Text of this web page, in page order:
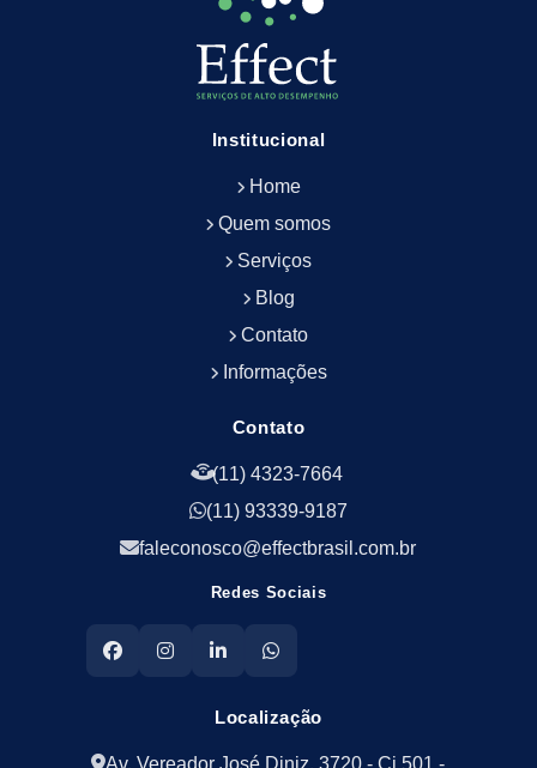
Empresa de Limpeza de Fachada
Empresa de Limpeza de Fachadas
Empresa de Limpeza e Conservação Predial
Empresa de Portaria e Controlador de Acesso
Empresa de Portaria e Limpeza
Empresa de Serviços Terceirizados
Empresa de Terceirização de Portaria
Empresa de Terceirização de Serviços de
Empresa de Terceirização de Serviços de
Empresa de Zeladoria e Portaria
Empresas Terceirizadas Recepção
Empresas de Jardinagem para Condomínios
Jardinagem para Empresa
Institucional
Home
Quem somos
Serviços
Blog
Contato
Informações
Contato
(11) 4323-7664
(11) 93339-9187
faleconosco@effectbrasil.com.br
Redes Sociais
Localização
Av. Vereador José Diniz, 3720 - Cj 501 -